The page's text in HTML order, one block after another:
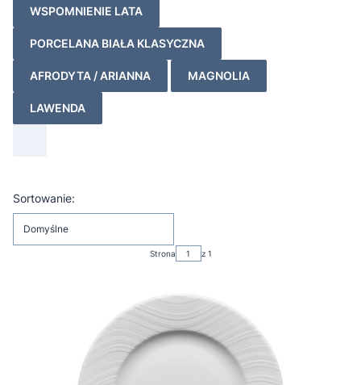
WSPOMNIENIE LATA
PORCELANA BIAŁA KLASYCZNA
AFRODYTA / ARIANNA MAGNOLIA
LAWENDA
Lista produktów
Sortowanie:
Domyślne
Strona z 1